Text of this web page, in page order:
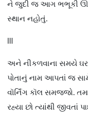
ને જુદી જ આગ ભભૂકી
સ્થાન નહોતું.
અને નીકળવાના સમયે
પોતાનું નામ આપતાં જ
વૉર્નિંગ કૉલ સમજજો.
રહ્યા છો ત્યાંથી જીવતાં